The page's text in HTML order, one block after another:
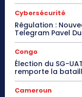
Cybersécurité
Régulation :
Telegram Pavel
Congo
Élection du SG-
remporte la
Cameroun